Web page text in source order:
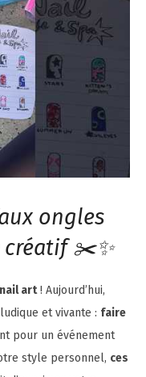
ongles
créatif ✂️✨
nail art! Aujourd’hui,
et vivante : faire
pour un événement
style personnel, ces